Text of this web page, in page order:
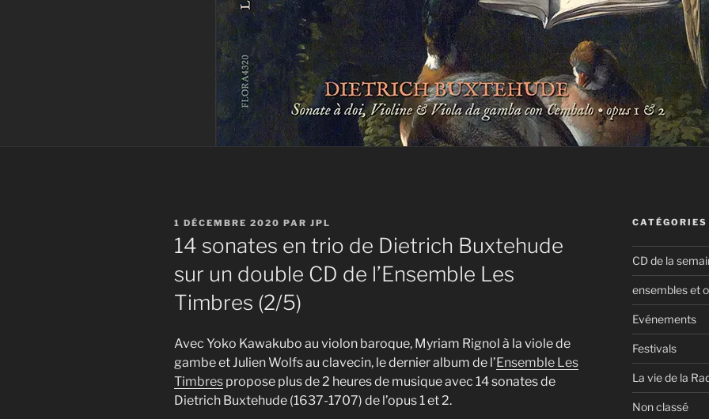
PUBLIÉ
LE
1 DÉCEMBRE 2020 PAR JPL
14 sonates en trio de Dietrich Buxtehude
sur un double CD de l’Ensemble Les
Timbres (2/5)
Avec Yoko Kawakubo au violon baroque, Myriam Rignol à la viole de
gambe et Julien Wolfs au clavecin, le dernier album de l’ Ensemble Les
Timbres propose plus de 2 heures de musique avec 14 sonates de
Dietrich Buxtehude (1637-1707) de l’opus 1 et 2.
CATÉGORIES
CD de la
ensembles et
Evénements
Festivals
La vie de la
Non classé